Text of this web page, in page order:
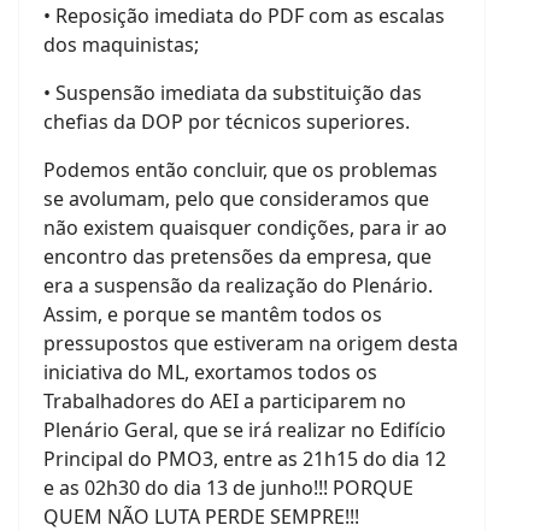
• Reposição imediata do PDF com as escalas
dos maquinistas;
• Suspensão imediata da substituição das
chefias da DOP por técnicos superiores.
Podemos então concluir, que os problemas
se avolumam, pelo que consideramos que
não existem quaisquer condições, para ir ao
encontro das pretensões da empresa, que
era a suspensão da realização do Plenário.
Assim, e porque se mantêm todos os
pressupostos que estiveram na origem desta
iniciativa do ML, exortamos todos os
Trabalhadores do AEI a participarem no
Plenário Geral, que se irá realizar no Edifício
Principal do PMO3, entre as 21h15 do dia 12
e as 02h30 do dia 13 de junho!!! PORQUE
QUEM NÃO LUTA PERDE SEMPRE!!!